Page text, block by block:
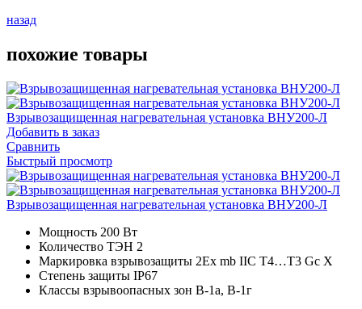
назад
похожие товары
Взрывозащищенная нагревательная установка ВНУ200-Л
Добавить в заказ
Сравнить
Быстрый просмотр
Взрывозащищенная нагревательная установка ВНУ200-Л
Мощность 200 Вт
Количество ТЭН 2
Маркировка взрывозащиты 2Ex mb IIC T4…T3 Gc X
Степень защиты IP67
Классы взрывоопасных зон В-1а, В-1г